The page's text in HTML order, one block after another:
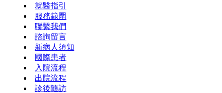
就醫指引
服務範圍
聯繫我們
諮詢留言
新病人須知
國際患者
入院流程
出院流程
診後隨訪